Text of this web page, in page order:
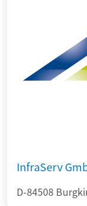
InfraServ
D-84508